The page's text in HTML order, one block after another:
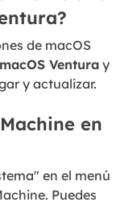
de macOS
macOS Venturay
y actualizar.
en
en el menú
Puedes